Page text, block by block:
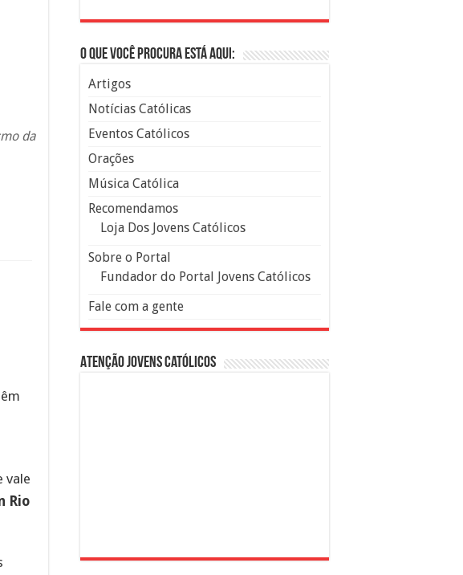
da
vale
Rio
O que você procura está aqui:
Artigos
Notícias Católicas
Eventos Católicos
Orações
Música Católica
Recomendamos
Loja Dos Jovens Católicos
Sobre o Portal
Fundador do Portal Jovens Católicos
Fale com a gente
Atenção Jovens Católicos